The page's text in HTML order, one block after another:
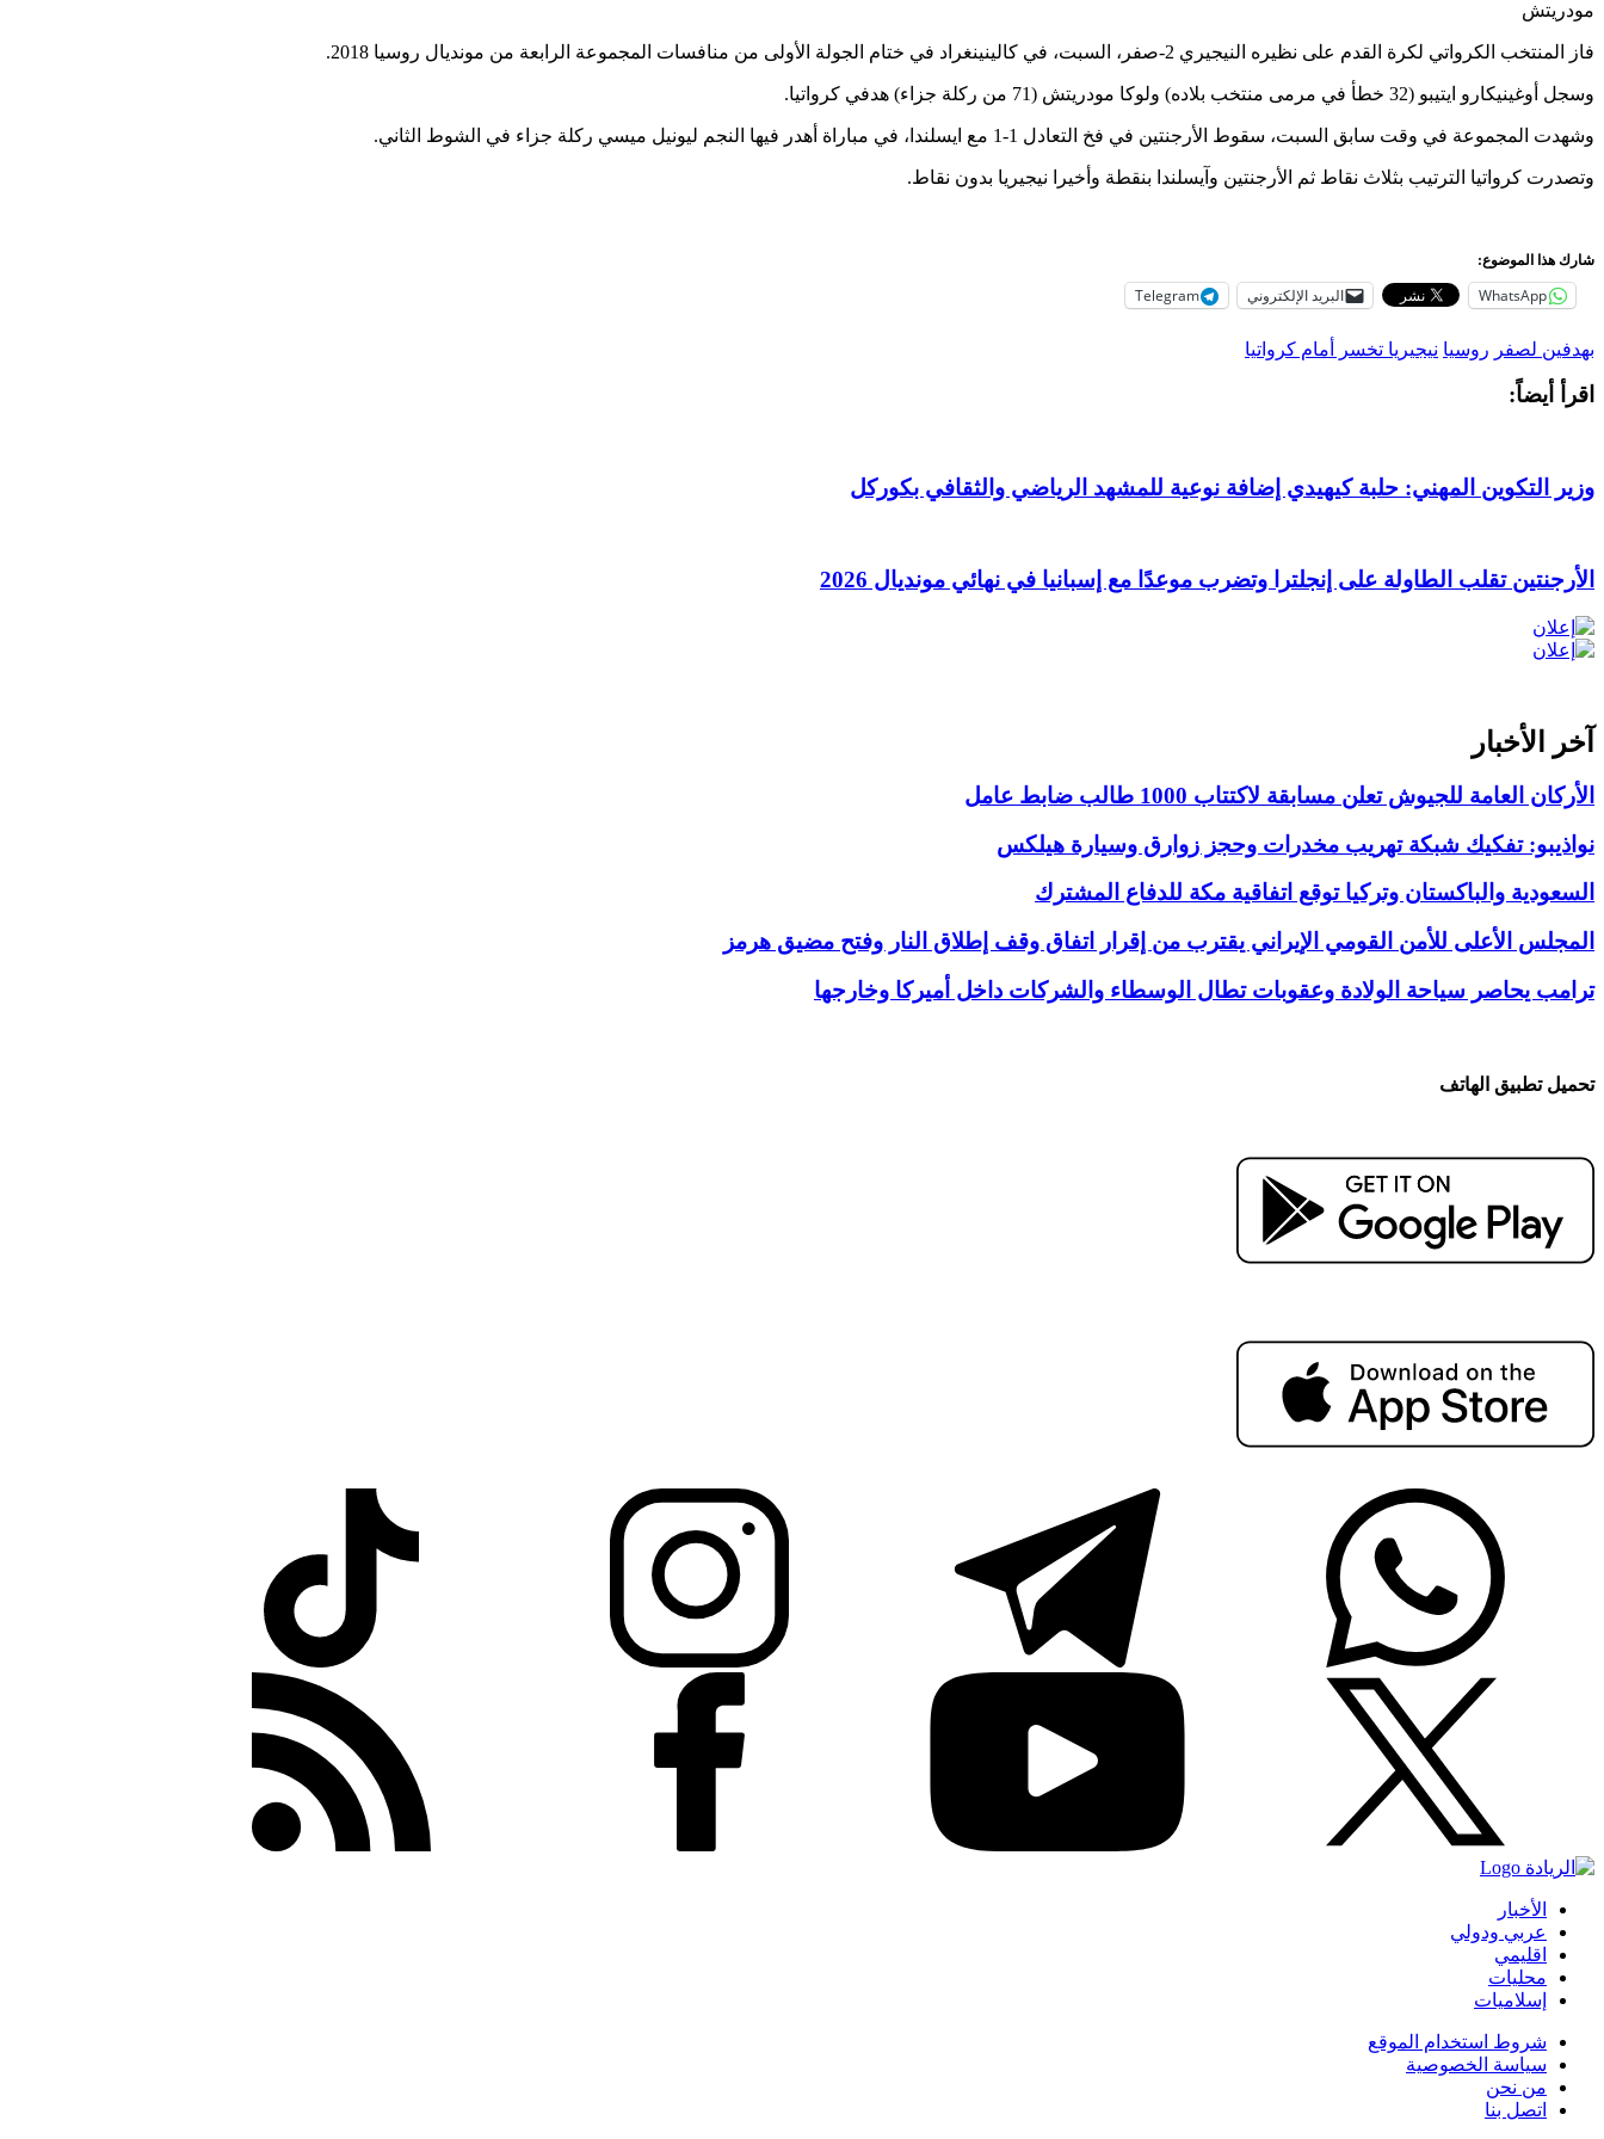
مودريتش
فاز المنتخب الكرواتي لكرة القدم على نظيره النيجيري 2-صفر، السبت، في كالينينغراد في ختام الجولة الأولى من منافسات المجموعة الرابعة من مونديال روسيا 2018.
وسجل أوغينيكارو ايتيبو (32 خطأ في مرمى منتخب بلاده) ولوكا مودريتش (71 من ركلة جزاء) هدفي كرواتيا.
وشهدت المجموعة في وقت سابق السبت، سقوط الأرجنتين في فخ التعادل 1-1 مع ايسلندا، في مباراة أهدر فيها النجم ليونيل ميسي ركلة جزاء في الشوط الثاني.
وتصدرت كرواتيا الترتيب بثلاث نقاط ثم الأرجنتين وآيسلندا بنقطة وأخيرا نيجيريا بدون نقاط.
شارك هذا الموضوع:
WhatsApp البريد الإلكتروني Telegram
بهدفين لصفر روسيا نيجيريا تخسر أمام كرواتيا
اقرأ أيضاً:
وزير التكوين المهني: حلبة كيهيدي إضافة نوعية للمشهد الرياضي والثقافي بكوركل
الأرجنتين تقلب الطاولة على إنجلترا وتضرب موعدًا مع إسبانيا في نهائي مونديال 2026
آخر الأخبار
الأركان العامة للجيوش تعلن مسابقة لاكتتاب 1000 طالب ضابط عامل
نواذيبو: تفكيك شبكة تهريب مخدرات وحجز زوارق وسيارة هيلكس
السعودية والباكستان وتركيا توقع اتفاقية مكة للدفاع المشترك
المجلس الأعلى للأمن القومي الإيراني يقترب من إقرار اتفاق وقف إطلاق النار وفتح مضيق هرمز
ترامب يحاصر سياحة الولادة وعقوبات تطال الوسطاء والشركات داخل أميركا وخارجها
تحميل تطبيق الهاتف
الأخبار
عربي ودولي
اقليمي
محليات
إسلاميات
شروط استخدام الموقع
سياسة الخصوصية
من نحن
اتصل بنا